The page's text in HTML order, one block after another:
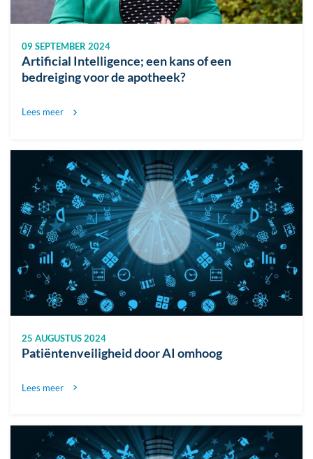
09 SEPTEMBER 2024
Artificial Intelligence; een kans of een
bedreiging voor de apotheek?
Lees meer
Afbeelding
25 AUGUSTUS 2024
Patiëntenveiligheid door AI omhoog
Lees meer
Afbeelding